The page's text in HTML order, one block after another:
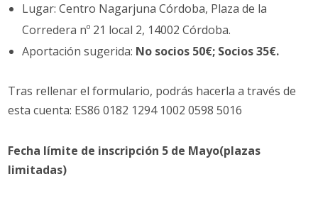
Lugar: Centro Nagarjuna Córdoba, Plaza de la
Corredera nº 21 local 2, 14002 Córdoba.
Aportación sugerida: No socios 50€; Socios 35€.
Tras rellenar el formulario, podrás hacerla a través de
esta cuenta: ES86 0182 1294 1002 0598 5016
Fecha límite de inscripción 5 de Mayo(plazas
limitadas)